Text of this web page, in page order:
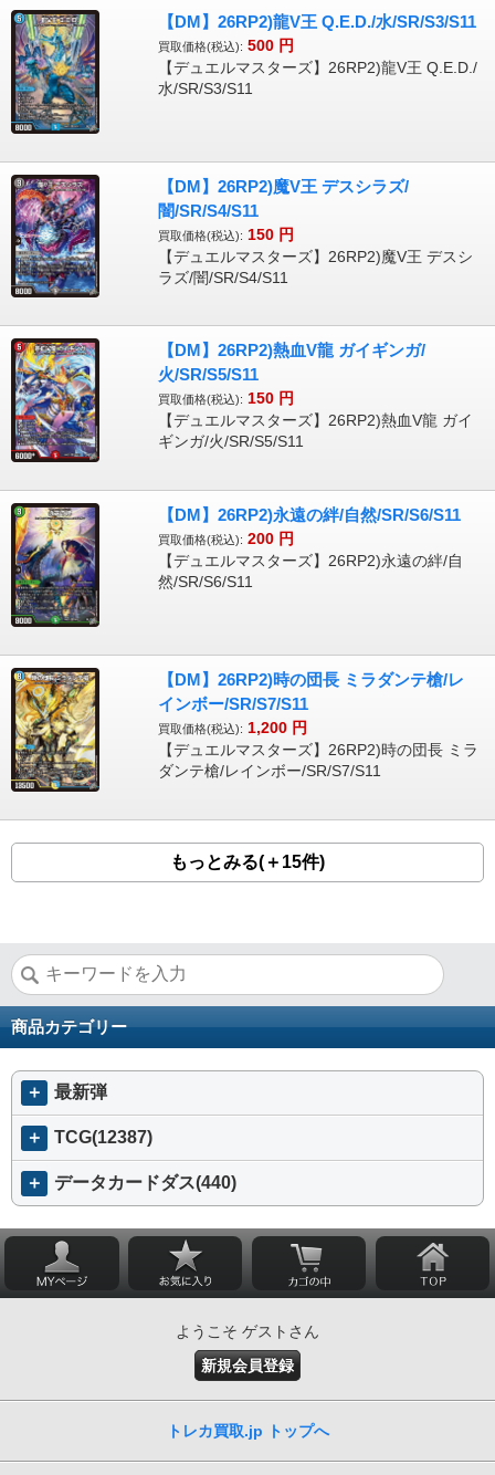
【DM】26RP2)龍V王 Q.E.D./水/SR/S3/S11
買取価格(税込): 500 円
【デュエルマスターズ】26RP2)龍V王 Q.E.D./
水/SR/S3/S11
【DM】26RP2)魔V王 デスシラズ/
闇/SR/S4/S11
買取価格(税込): 150 円
【デュエルマスターズ】26RP2)魔V王 デスシ
ラズ/闇/SR/S4/S11
【DM】26RP2)熱血V龍 ガイギンガ/
火/SR/S5/S11
買取価格(税込): 150 円
【デュエルマスターズ】26RP2)熱血V龍 ガイ
ギンガ/火/SR/S5/S11
【DM】26RP2)永遠の絆/自然/SR/S6/S11
買取価格(税込): 200 円
【デュエルマスターズ】26RP2)永遠の絆/自
然/SR/S6/S11
【DM】26RP2)時の団長 ミラダンテ槍/レ
インボー/SR/S7/S11
買取価格(税込): 1,200 円
【デュエルマスターズ】26RP2)時の団長 ミラ
ダンテ槍/レインボー/SR/S7/S11
もっとみる(＋15件)
商品カテゴリー
＋ 最新弾
＋ TCG(12387)
＋ データカードダス(440)
ようこそ ゲストさん
新規会員登録
トレカ買取.jp トップへ